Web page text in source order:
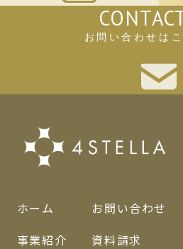
お問い合わせは
ホーム
事業紹介
お問い合わせ
資料請求